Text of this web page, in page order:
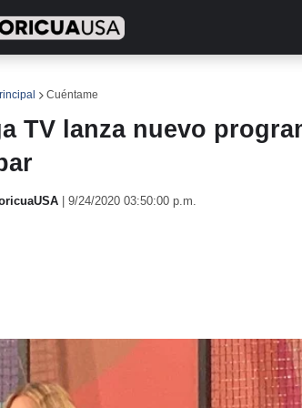
Cuéntame
TV lanza nuevo
9/24/2020 03:50:00 p.m.